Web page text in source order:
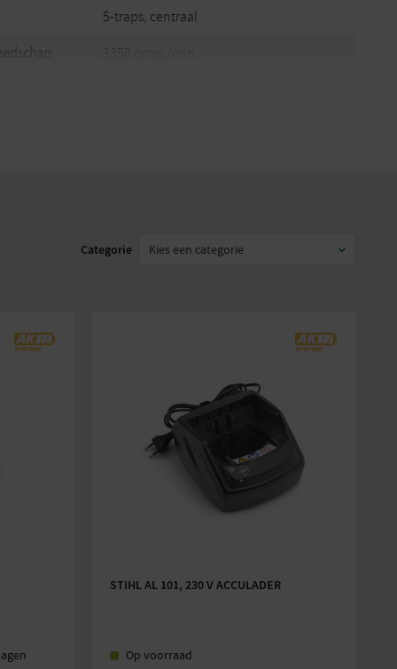
5-traps, centraal
3350 omw./min.
76 dB(A)
Categorie
STIHL AL 101, 230 V ACCULADER
Op voorraad